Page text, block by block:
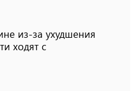
из-за ухудшения
ходят с